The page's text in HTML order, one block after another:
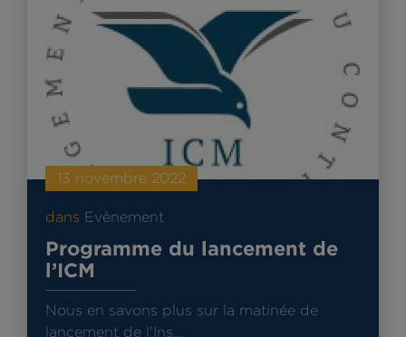
13 novembre 2022
dans Evènement
Programme du lancement de
l’ICM
Nous en savons plus sur la matinée de
lancement de l’Ins…